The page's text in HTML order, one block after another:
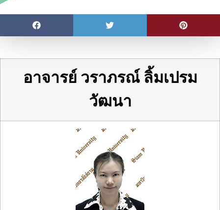
อาจารย์ วราภรณ์ ลิ้มเปรม
วัฒนา